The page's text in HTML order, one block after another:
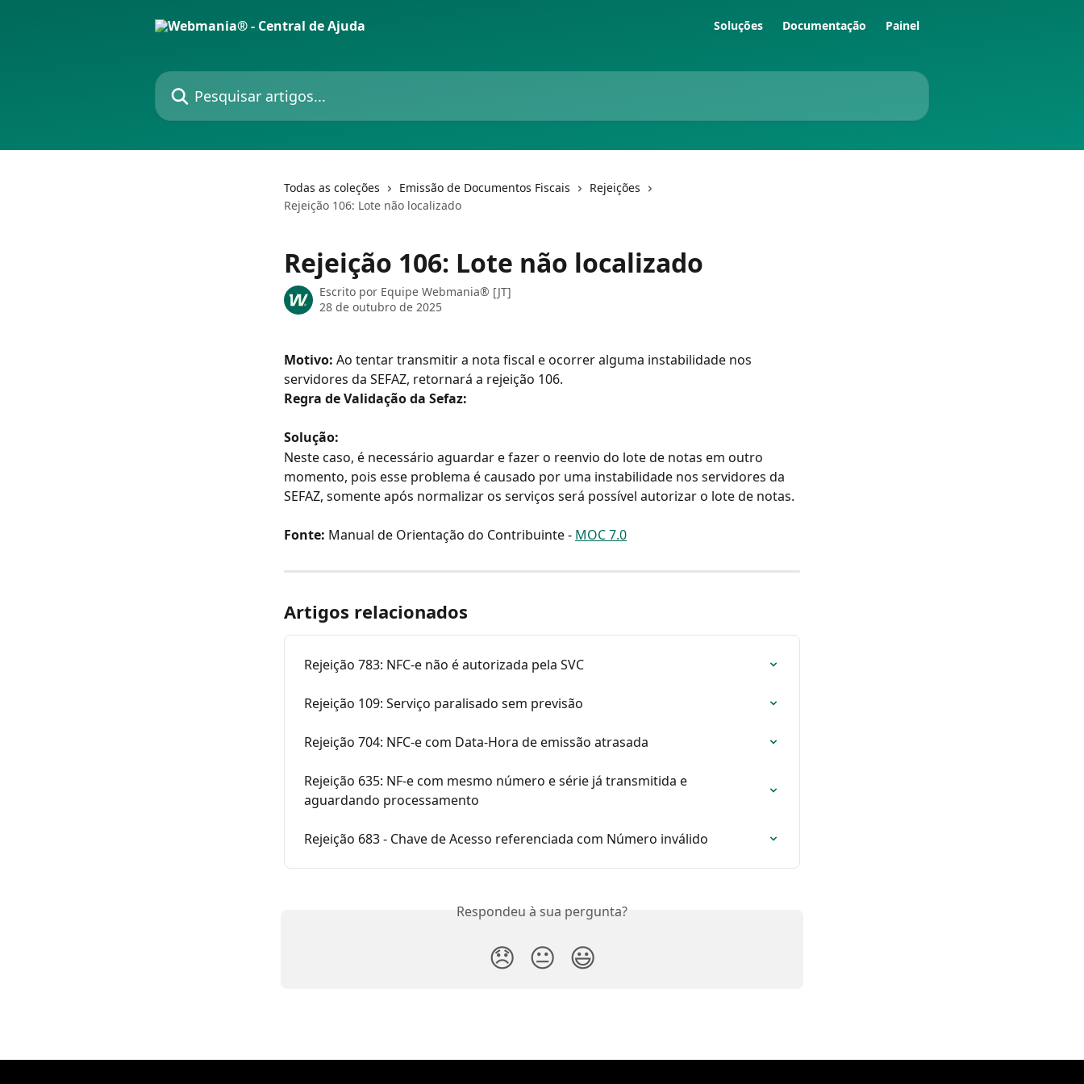
Soluções Documentação Painel
Pesquisar artigos...
Todas as coleções Emissão de Documentos Fiscais
Rejeições
Rejeição 106: Lote não localizado
Rejeição 106: Lote não localizado
Escrito por Equipe Webmania® [JT]
28 de outubro de 2025
Motivo: Ao tentar transmitir a nota fiscal e ocorrer alguma instabilidade nos
servidores da SEFAZ, retornará a rejeição 106.
Regra de Validação da Sefaz:
Solução:
Neste caso, é necessário aguardar e fazer o reenvio do lote de notas em outro
momento, pois esse problema é causado por uma instabilidade nos servidores da
SEFAZ, somente após normalizar os serviços será possível autorizar o lote de notas.
Fonte: Manual de Orientação do Contribuinte - MOC 7.0
Artigos relacionados
Rejeição 783: NFC-e não é autorizada pela SVC
Rejeição 109: Serviço paralisado sem previsão
Rejeição 704: NFC-e com Data-Hora de emissão atrasada
Rejeição 635: NF-e com mesmo número e série já transmitida e
aguardando processamento
Rejeição 683 - Chave de Acesso referenciada com Número inválido
Respondeu à sua pergunta?
😞 😐 😃